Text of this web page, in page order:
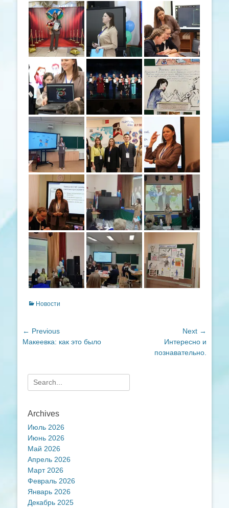
Categories
Новости
Навигация
по
← Previous
Previous
Макеевка: как это было
Next →
Интересно и
познавательно.
Search
for:
Archives
Июль 2026
Июнь 2026
Май 2026
Апрель 2026
Март 2026
Февраль 2026
Январь 2026
Декабрь 2025